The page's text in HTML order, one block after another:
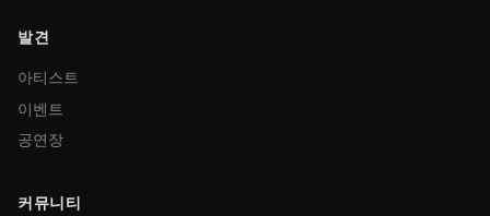
발견
아티스트
이벤트
공연장
커뮤니티